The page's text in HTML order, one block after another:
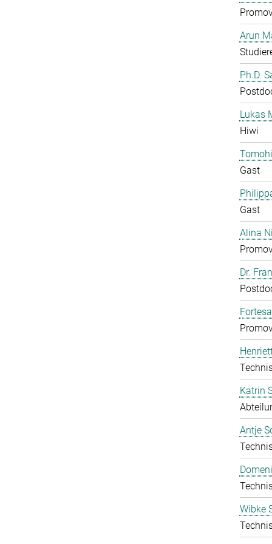
Arun
Ph.D.
Lukas
Hiwi
Gast
Gast
Alina
Dr.
Katrin
Antje
Wibke